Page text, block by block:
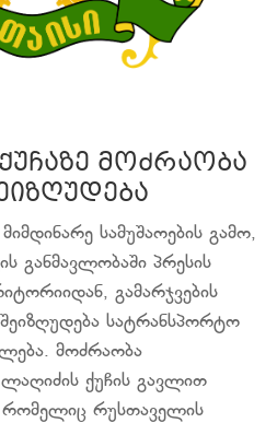
მოძრაობა
სამუშაოების გამო,
განმავლობაში პრესის
გამარჯვების
სატრანსპორტო
მოძრაობა
ქუჩის გავლით
რომელიც რუსთაველის